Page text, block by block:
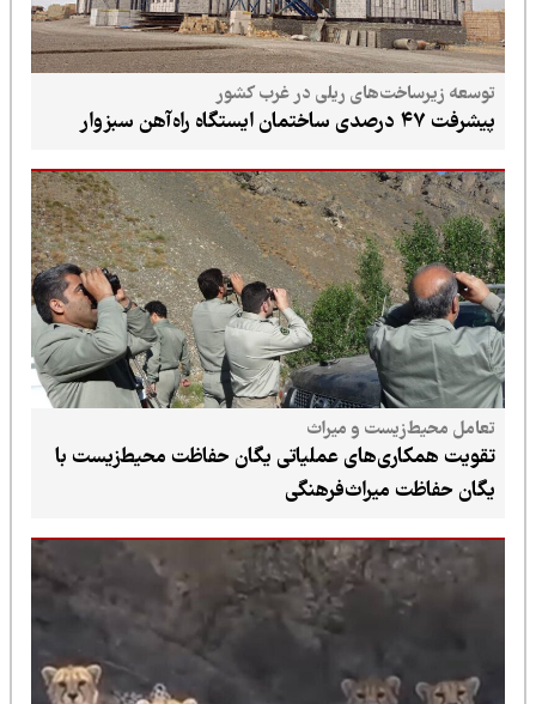
توسعه زیرساخت‌های ریلی در غرب کشور
پیشرفت ۴۷ درصدی ساختمان ایستگاه راه‌آهن سبزوار
تعامل محیط‌زیست و میراث
تقویت همکاری‌های عملیاتی یگان حفاظت محیط‌زیست با
یگان حفاظت میراث‌فرهنگی